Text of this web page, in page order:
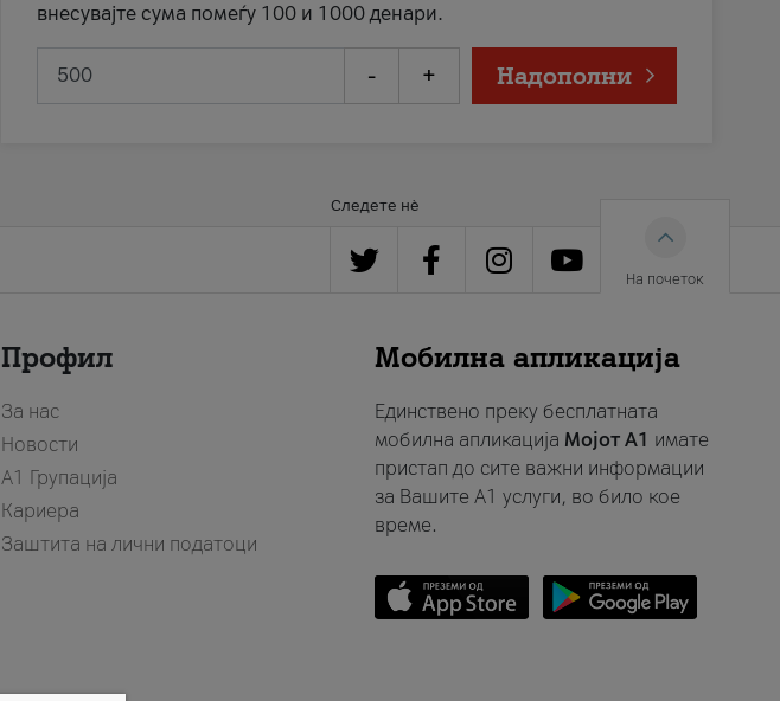
внесувајте сума помеѓу 100 и 1000 денари.
- + Надополни
Следете нè
На почеток
Профил
За нас
Новости
А1 Групација
Кариера
Заштита на лични податоци
Мобилна апликација
Единствено преку бесплатната
мобилна апликација Мојот A1 имате
пристап до сите важни информации
за Вашите A1 услуги, во било кое
време.